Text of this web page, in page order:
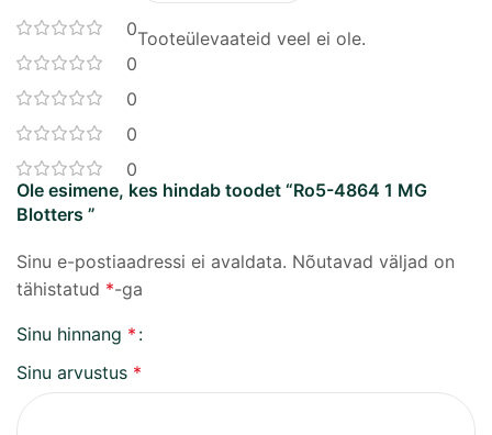
0
0
0
0
0
Tooteülevaateid veel ei ole.
Ole esimene, kes hindab toodet “Ro5-4864 1 MG
Blotters ”
Sinu e-postiaadressi ei avaldata. Nõutavad väljad on
tähistatud *-ga
Sinu hinnang *
Sinu arvustus *